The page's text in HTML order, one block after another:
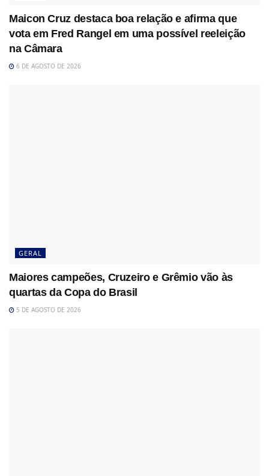
Maicon Cruz destaca boa relação e afirma que
vota em Fred Rangel em uma possível reeleição
na Câmara
6 DE AGOSTO DE 2026
GERAL
Maiores campeões, Cruzeiro e Grêmio vão às
quartas da Copa do Brasil
5 DE AGOSTO DE 2026